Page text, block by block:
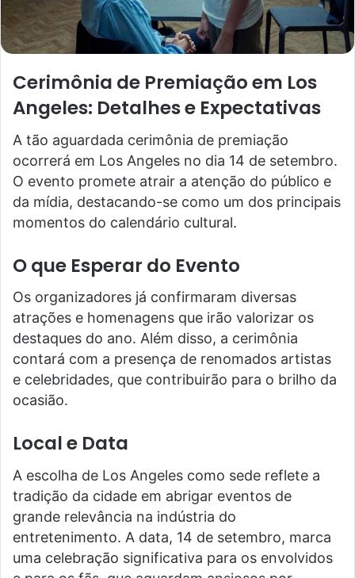
Cerimônia de Premiação em Los
Angeles: Detalhes e Expectativas
A tão aguardada cerimônia de premiação
ocorrerá em Los Angeles no dia 14 de setembro.
O evento promete atrair a atenção do público e
da mídia, destacando-se como um dos principais
momentos do calendário cultural.
O que Esperar do Evento
Os organizadores já confirmaram diversas
atrações e homenagens que irão valorizar os
destaques do ano. Além disso, a cerimônia
contará com a presença de renomados artistas
e celebridades, que contribuirão para o brilho da
ocasião.
Local e Data
A escolha de Los Angeles como sede reflete a
tradição da cidade em abrigar eventos de
grande relevância na indústria do
entretenimento. A data, 14 de setembro, marca
uma celebração significativa para os envolvidos